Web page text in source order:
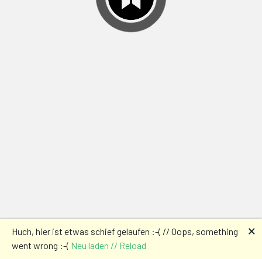
Huch, hier ist etwas schief gelaufen :-( // Oops, something
went wrong :-( Neu laden // Reload
🗙